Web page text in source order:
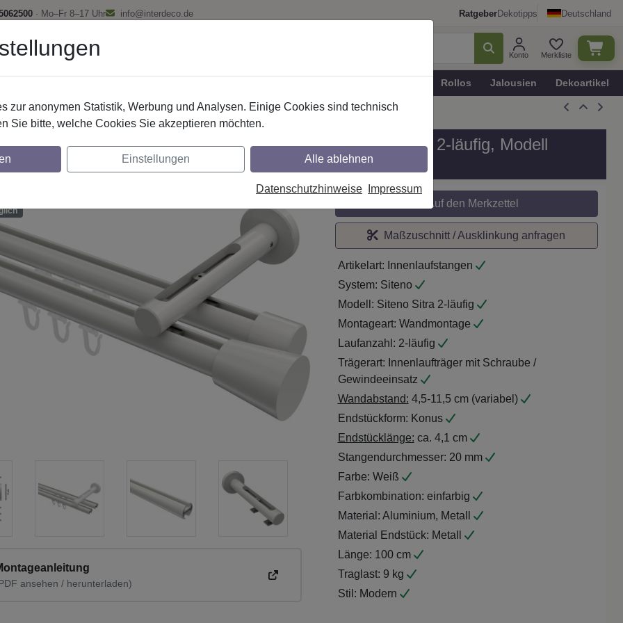
· Mo–Fr 8–17 Uhr info@interdeco.de RatgeberDekotipps Deutschland
Konto Merkliste
Rollos Jalousien Dekoartikel
Innenlaufstangen Aluminium / Metall
mit Innenlauf aus Aluminium / Metall in 20 mm Ø, 2-läufig, Modell
Sitra Weiß
ansehen / herunterladen)
Auf den Merkzettel
Maßzuschnitt / Ausklinkung anfragen
Artikelart: Innenlaufstangen
System: Siteno
Modell: Siteno Sitra 2-läufig
Montageart: Wandmontage
Laufanzahl: 2-läufig
Trägerart: Innenlaufträger mit Schraube /
Gewindeeinsatz
Wandabstand: 4,5-11,5 cm (variabel)
Endstückform: Konus
Endstücklänge: ca. 4,1 cm
Stangendurchmesser: 20 mm
Farbe: Weiß
Farbkombination: einfarbig
Material: Aluminium, Metall
Material Endstück: Metall
Länge: 100 cm
Traglast: 9 kg
Stil: Modern
zur anonymen Statistik, Werbung und Analysen. Einige Cookies sind technisch
Sie bitte, welche Cookies Sie akzeptieren möchten.
Einstellungen Alle ablehnen
Datenschutzhinweise Impressum